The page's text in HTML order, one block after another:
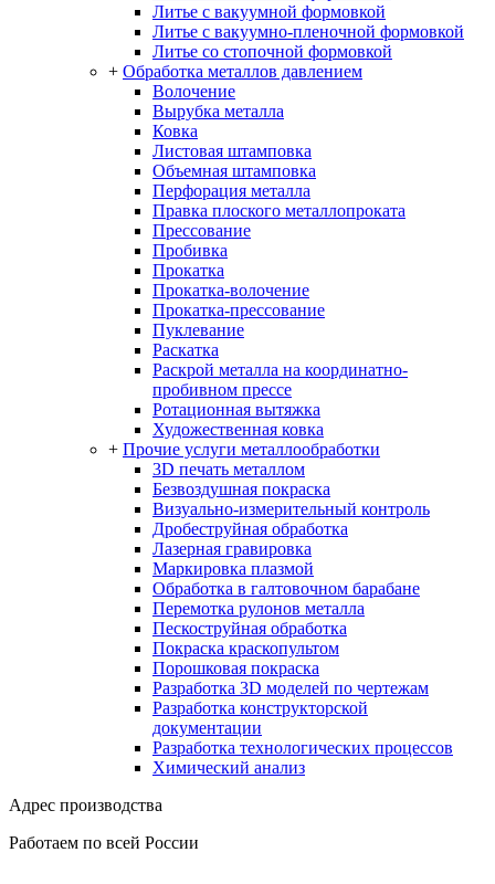
Литье с вакуумной формовкой
Литье с вакуумно-пленочной формовкой
Литье со стопочной формовкой
+ Обработка металлов давлением
Волочение
Вырубка металла
Ковка
Листовая штамповка
Объемная штамповка
Перфорация металла
Правка плоского металлопроката
Прессование
Пробивка
Прокатка
Прокатка-волочение
Прокатка-прессование
Пуклевание
Раскатка
Раскрой металла на координатно-
пробивном прессе
Ротационная вытяжка
Художественная ковка
+ Прочие услуги металлообработки
3D печать металлом
Безвоздушная покраска
Визуально-измерительный контроль
Дробеструйная обработка
Лазерная гравировка
Маркировка плазмой
Обработка в галтовочном барабане
Перемотка рулонов металла
Пескоструйная обработка
Покраска краскопультом
Порошковая покраска
Разработка 3D моделей по чертежам
Разработка конструкторской
документации
Разработка технологических процессов
Химический анализ
Адрес производства
Работаем по всей России